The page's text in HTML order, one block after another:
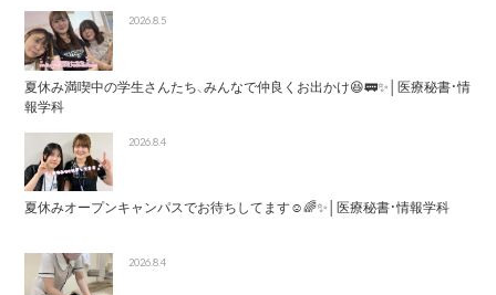
2026.8.5
夏休み満喫中の学生さんたち、みんなで仲良くお出かけ😆🚃✨│医療秘書・情
報学科
2026.8.4
夏休みオープンキャンパスでお待ちしてます☺️🌈✨│医療秘書・情報学科
2026.8.4